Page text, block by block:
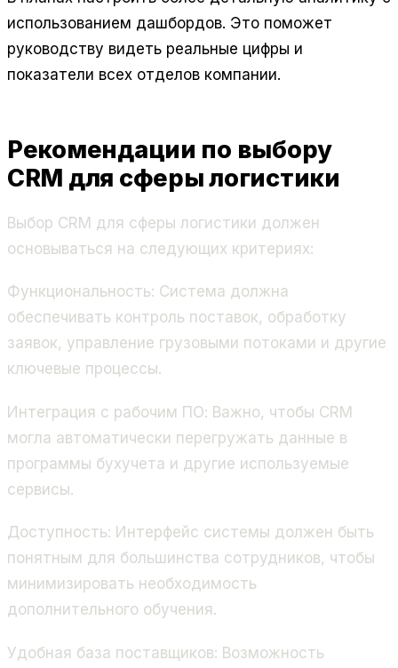
использованием дашбордов. Это поможет
руководству видеть реальные цифры и
показатели всех отделов компании.
Рекомендации по выбору
CRM для сферы логистики
Выбор CRM для сферы логистики должен
основываться на следующих критериях:
Функциональность: Система должна
обеспечивать контроль поставок, обработку
заявок, управление грузовыми потоками и другие
ключевые процессы.
Интеграция с рабочим ПО: Важно, чтобы CRM
могла автоматически перегружать данные в
программы бухучета и другие используемые
сервисы.
Доступность: Интерфейс системы должен быть
понятным для большинства сотрудников, чтобы
минимизировать необходимость
дополнительного обучения.
Удобная база поставщиков: Возможность